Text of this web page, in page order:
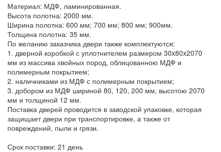
Материал: МДФ, ламинированная.
Высота полотна: 2000 мм.
Ширина полотна: 600 мм; 700 мм; 800 мм; 900мм.
Толщина полотна: 35 мм.
По желанию заказчика двери также комплектуются:
1. дверной коробкой с уплотнителем размером 30x80x2070
мм из массива хвойных пород, облицованною МДФ и
полимерным покрытием;
2. наличниками из МДФ с полимерным покрытием;
3. добором из МДФ шириной 80, 120, 200 мм, высотою 2070
мм и толщиной 12 мм.
Поставка дверей проводится в заводской упаковке, которая
защищает двери при транспортировке, а также от
повреждений, пыли и грязи.
Срок поставки: 21 день